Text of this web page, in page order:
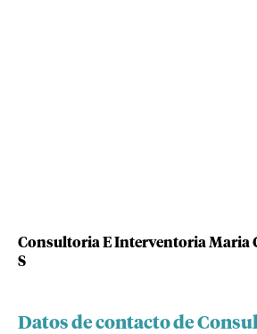
Consultoria E Interventoria Maria
S
Datos de contacto de